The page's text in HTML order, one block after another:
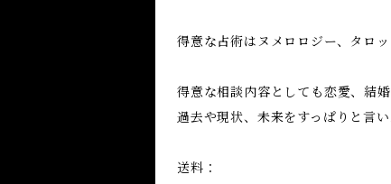
得意な占術はヌメロロジー、タロ
得意な相談内容としても恋愛、結
過去や現状、未来をすっぱりと言
送料：